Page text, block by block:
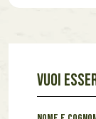
VUOI